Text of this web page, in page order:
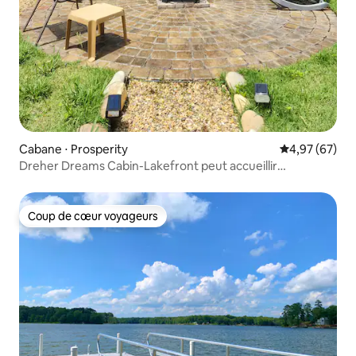
Cabane ⋅ Prosperity Évaluation
4,97 (67)
Dreher Dreams Cabin-Lakefront peut accueillir
Coup de cœur voyageurs
Coup de cœur voyageurs